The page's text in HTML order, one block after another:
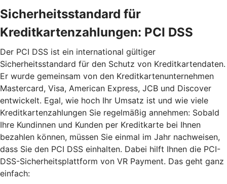
Sicherheitsstandard für
Kreditkartenzahlungen: PCI DSS
Der PCI DSS ist ein international gültiger
Sicherheitsstandard für den Schutz von Kreditkartendaten.
Er wurde gemeinsam von den Kreditkartenunternehmen
Mastercard, Visa, American Express, JCB und Discover
entwickelt. Egal, wie hoch Ihr Umsatz ist und wie viele
Kreditkartenzahlungen Sie regelmäßig annehmen: Sobald
Ihre Kundinnen und Kunden per Kreditkarte bei Ihnen
bezahlen können, müssen Sie einmal im Jahr nachweisen,
dass Sie den PCI DSS einhalten. Dabei hilft Ihnen die PCI-
DSS-Sicherheitsplattform von VR Payment. Das geht ganz
einfach: